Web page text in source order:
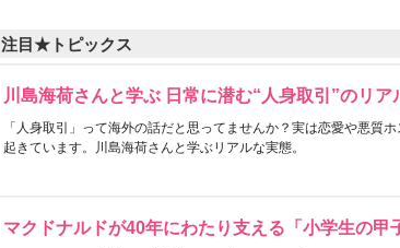
注目★トピックス
川島海荷さんと学ぶ 日常に潜む“人身取引”のリア
「人身取引」って海外の話だと思ってませんか？実は恋愛や悪質
起きています。川島海荷さんと学ぶリアルな実態。
マクドナルドが40年にわたり支える「小学生の甲